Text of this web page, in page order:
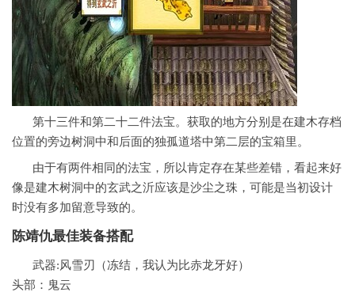
第十三件和第二十二件法宝。获取的地方分别是在建木存档
位置的旁边树洞中和后面的独孤道塔中第二层的宝箱里。
由于有两件相同的法宝，所以肯定存在某些差错，看起来好
像是建木树洞中的玄武之沂应该是沙尘之珠，可能是当初设计
时没有多加留意导致的。
陈靖仇最佳装备搭配
武器:风雪刃（冻结，我认为比赤龙牙好）
头部：鬼云